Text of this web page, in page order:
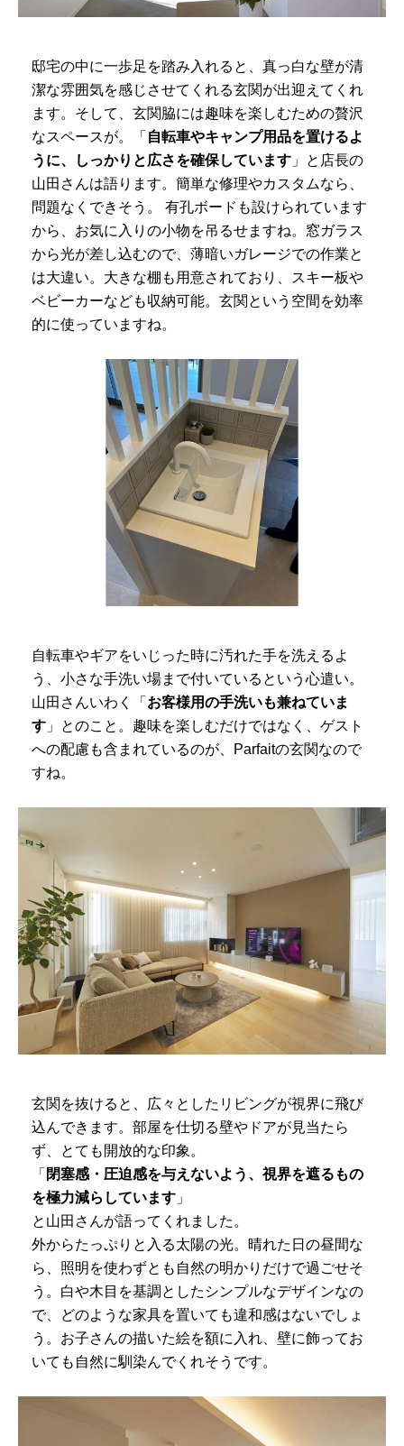
邸宅の中に一歩足を踏み入れると、真っ白な壁が清
潔な雰囲気を感じさせてくれる玄関が出迎えてくれ
ます。そして、玄関脇には趣味を楽しむための贅沢
なスペースが。「 自転車やキャンプ用品を置けるよ
うに、しっかりと広さを確保しています 」と店長の
山田さんは語ります。簡単な修理やカスタムなら、
問題なくできそう。 有孔ボードも設けられています
から、お気に入りの小物を吊るせますね。窓ガラス
から光が差し込むので、薄暗いガレージでの作業と
は大違い。大きな棚も用意されており、スキー板や
ベビーカーなども収納可能。玄関という空間を効率
的に使っていますね。
自転車やギアをいじった時に汚れた手を洗えるよ
う、小さな手洗い場まで付いているという心遣い。
山田さんいわく「 お客様用の手洗いも兼ねていま
す 」とのこと。趣味を楽しむだけではなく、ゲスト
への配慮も含まれているのが、Parfaitの玄関なので
すね。
玄関を抜けると、広々としたリビングが視界に飛び
込んできます。部屋を仕切る壁やドアが見当たら
ず、とても開放的な印象。
「 閉塞感・圧迫感を与えないよう、視界を遮るもの
を極力減らしています 」
と山田さんが語ってくれました。
外からたっぷりと入る太陽の光。晴れた日の昼間な
ら、照明を使わずとも自然の明かりだけで過ごせそ
う。白や木目を基調としたシンプルなデザインなの
で、どのような家具を置いても違和感はないでしょ
う。お子さんの描いた絵を額に入れ、壁に飾ってお
いても自然に馴染んでくれそうです。